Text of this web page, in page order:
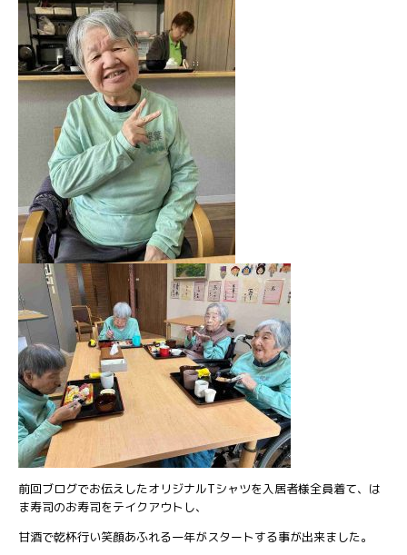
前回ブログでお伝えしたオリジナルTシャツを入居者様全員着て、は
ま寿司のお寿司をテイクアウトし、
甘酒で乾杯行い笑顔あふれる一年がスタートする事が出来ました。